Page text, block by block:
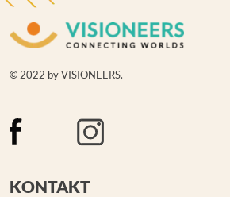
© 2022 by VISIONEERS.
KONTAKT